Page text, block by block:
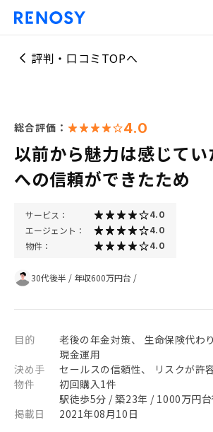
評判・口コミTOPへ
総合評価： 4.0
以前から魅力は感じて
への信頼ができたため
サービス： 4.0
エージェント： 4.0
物件： 4.0
30代後半 / 年収600万円台 /
目的
老後の年金対策、 生命保険代わ
現金運用
決め手
セールスの信頼性、 リスクが許
物件
初回購入1件
駅徒歩5分 / 築23年 / 1000万円
掲載日
2021年08月10日